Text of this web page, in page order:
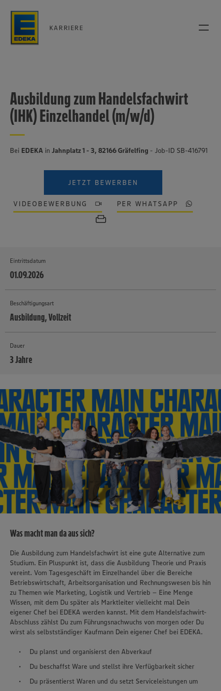
KARRIERE
Ausbildung zum Handelsfachwirt
(IHK) Einzelhandel (m/w/d)
Bei EDEKA in Jahnplatz 1 - 3, 82166 Gräfelfing - Job-ID SB-416791
JETZT BEWERBEN
VIDEOBEWERBUNG PER WHATSAPP
Eintrittsdatum
01.09.2026
Beschäftigungsart
Ausbildung, Vollzeit
Dauer
3 Jahre
Was macht man da aus sich?
Die Ausbildung zum Handelsfachwirt ist eine gute Alternative zum
Studium. Ein Pluspunkt ist, dass die Ausbildung Theorie und Praxis
vereint. Vom Tagesgeschäft im Einzelhandel über die Bereiche
Betriebswirtschaft, Arbeitsorganisation und Rechnungswesen bis hin
zu Themen wie Marketing, Logistik und Vertrieb – Eine Menge
Wissen, mit dem Du später als Marktleiter vielleicht mal Dein
eigener Chef bei EDEKA werden kannst. Mit dem Handelsfachwirt-
Abschluss zählst Du zum Führungsnachwuchs von morgen oder Du
wirst als selbstständiger Kaufmann Dein eigener Chef bei EDEKA.
Du planst und organisierst den Abverkauf
Du beschaffst Ware und stellst ihre Verfügbarkeit sicher
Du präsentierst Waren und du setzt Serviceleistungen um